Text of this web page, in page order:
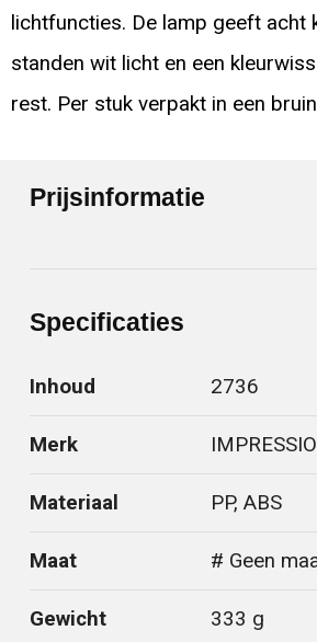
lichtfuncties. De lamp geeft acht
standen wit licht en een
rest. Per stuk verpakt in een
Prijsinformatie
Specificaties
Inhoud 2736
Merk
Materiaal PP, ABS
Maat # Geen
Gewicht 333 g